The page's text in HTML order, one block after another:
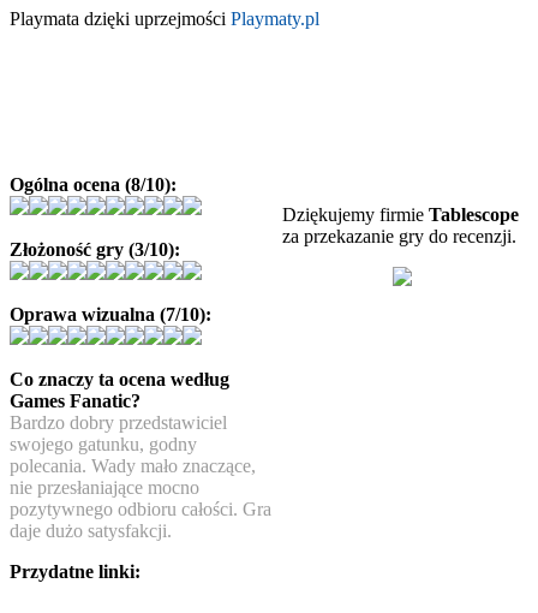
Playmata dzięki uprzejmości Playmaty.pl
Dziękujemy firmie Tablescope
za przekazanie gry do recenzji.
Ogólna ocena (8/10):
Złożoność gry (3/10):
Oprawa wizualna (7/10):
Co znaczy ta ocena według
Games Fanatic?
Bardzo dobry przedstawiciel
swojego gatunku, godny
polecania. Wady mało znaczące,
nie przesłaniające mocno
pozytywnego odbioru całości. Gra
daje dużo satysfakcji.
Przydatne linki: